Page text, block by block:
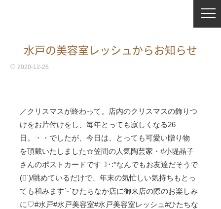
水戸の美容室レッシュからお知らせ
2020-12-26
／クリスマスが終わって。 店内のクリスマスの飾りつ
けを お片付けをし、 毎年とっても寂しくなる26
日。 ・・でしたが、 今日は、とっても可愛い贈り物
を 頂戴いたしました☆ 笠間の人気陶芸家・#小堤晶子
さんの ポストカードです☽･:* なんでもお友達だそうで‪
(ᯅ̈ )/‬ 眺めているだけで、年末の気忙しい気持ちもとっ
ても和みますˊᵕˋ ひたちなか店に御来店の際の お楽しみ
に♡ #水戸#水戸美容室#水戸美容室レッシュ #ひたちな